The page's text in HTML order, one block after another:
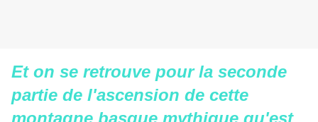
Et on se retrouve pour la seconde
partie de l'ascension de cette